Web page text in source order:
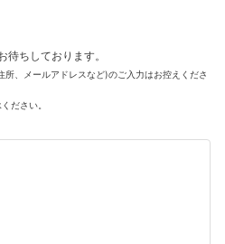
ちしております。
、メールアドレスなど)のご入力はお控えくださ
ださい。